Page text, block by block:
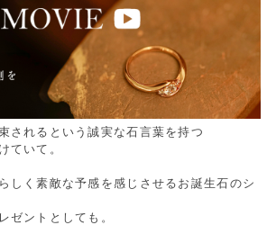
されるという誠実な石言葉を持つ
ていて。
しく素敵な予感を感じさせるお誕生石のシ
ゼントとしても。